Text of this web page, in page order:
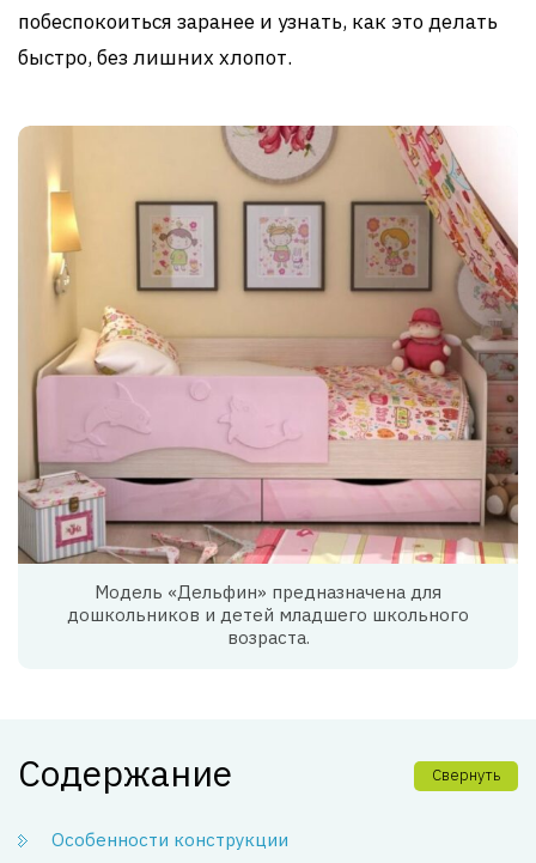
побеспокоиться заранее и узнать, как это делать
быстро, без лишних хлопот.
Модель «Дельфин» предназначена для
дошкольников и детей младшего школьного
возраста.
Содержание Свернуть
Особенности конструкции